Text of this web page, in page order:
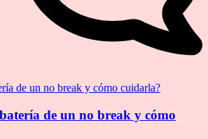
de un no break y cómo